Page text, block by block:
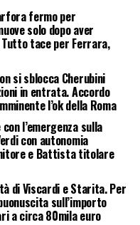
fermo per
solo dopo aver
tace per Ferrara,
si sblocca Cherubini
in entrata. Accordo
l’ok della Roma
l’emergenza sulla
con autonomia
e Battista titolare
di Viscardi e Starita. Per
sull’importo
a circa 80mila euro